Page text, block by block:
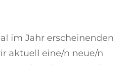
im Jahr erscheinenden
aktuell eine/n neue/n